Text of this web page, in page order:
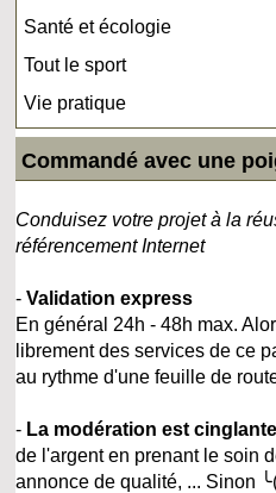
Santé et écologie
Tout le sport
Vie pratique
Commandé avec une
Conduisez votre projet à la
référencement Internet
-Validation express
En général 24h - 48h max.
librement des services de ce
au rythme d'une feuille de
- La modération est cinglante
de l'argent en prenant le soin
annonce de qualité, ... Sinon